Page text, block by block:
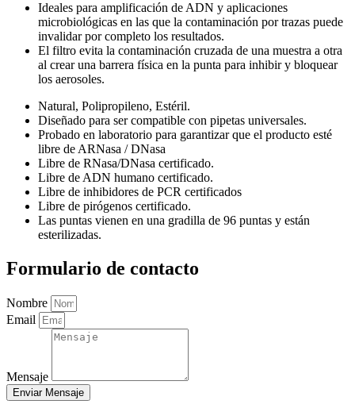
Ideales para amplificación de ADN y aplicaciones
microbiológicas en las que la contaminación por trazas puede
invalidar por completo los resultados.
El filtro evita la contaminación cruzada de una muestra a otra
al crear una barrera física en la punta para inhibir y bloquear
los aerosoles.
Natural, Polipropileno, Estéril.
Diseñado para ser compatible con pipetas universales.
Probado en laboratorio para garantizar que el producto esté
libre de ARNasa / DNasa
Libre de RNasa/DNasa certificado.
Libre de ADN humano certificado.
Libre de inhibidores de PCR certificados
Libre de pirógenos certificado.
Las puntas vienen en una gradilla de 96 puntas y están
esterilizadas.
Formulario de contacto
Nombre
Email
Mensaje
Enviar Mensaje